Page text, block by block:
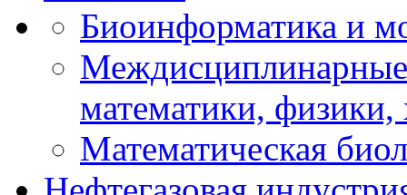
Биоинформатика и
математики,
Математическая